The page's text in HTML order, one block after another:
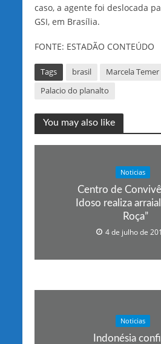
caso, a agente foi deslocada
GSI, em Brasília.
FONTE: ESTADÃO CONTEÚDO
Tags brasil
Marcela Temer
Palacio do planalto
You may also like
Noticias
Centro de
Idoso realiza
Roça”
4 de julho de
Noticias
Indonésia